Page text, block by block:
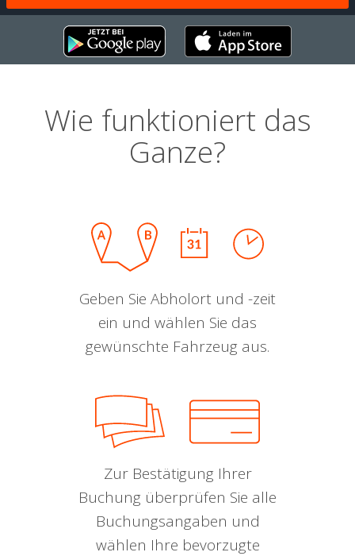
Wie funktioniert das
Ganze?
Geben Sie Abholort und -zeit
ein und wählen Sie das
gewünschte Fahrzeug aus.
Zur Bestätigung Ihrer
Buchung überprüfen Sie alle
Buchungsangaben und
wählen Ihre bevorzugte